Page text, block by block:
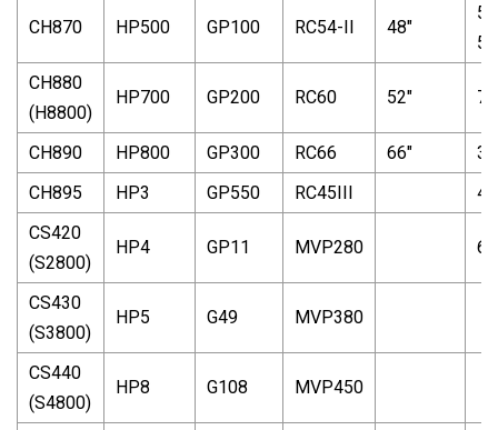
CH870 HP500 GP100 RC54-II 48"
CH880
(H8800)
HP700 GP200 RC60 52" 7'
CH890 HP800 GP300 RC66 66"
CH895
HP3 GP550 RC45III
CS420
(S2800)
HP4 GP11 MVP280
CS430
(S3800)
HP5 G49 MVP380
CS440
(S4800)
HP8 G108 MVP450